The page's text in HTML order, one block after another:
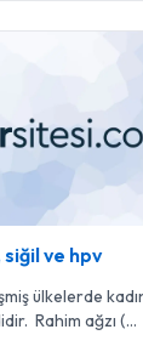
siğil ve hpv
ülkelerde
Rahim ağzı (...